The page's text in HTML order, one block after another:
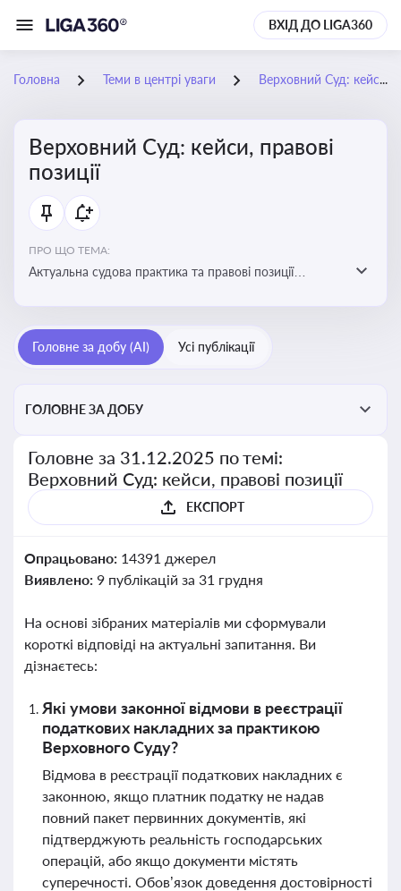
ВХІД ДО LIGA360
Головна Теми в центрі уваги Верховний Суд: кейси, правові позиції
Верховний Суд: кейси, правові
позиції
ПРО ЩО ТЕМА:
Актуальна судова практика та правові позиції
Головне за добу (AI) Усі публікації
ГОЛОВНЕ ЗА ДОБУ
Головне за 31.12.2025 по темі:
Верховний Суд: кейси, правові позиції
ЕКСПОРТ
Опрацьовано: 14391 джерел
Виявлено: 9 публікацій за 31 грудня
На основі зібраних матеріалів ми сформували
короткі відповіді на актуальні запитання. Ви
дізнаєтесь:
Які умови законної відмови в реєстрації
податкових накладних за практикою
Верховного Суду?
Відмова в реєстрації податкових накладних є
законною, якщо платник податку не надав
повний пакет первинних документів, які
підтверджують реальність господарських
операцій, або якщо документи містять
суперечності. Обов’язок доведення достовірності